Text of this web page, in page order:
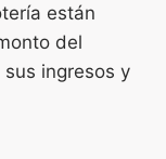
están
del
ingresos y